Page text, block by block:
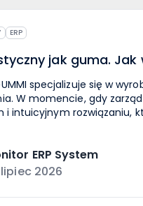
ERP
jak guma.
specjalizuje się w
W momencie, gdy
i intuicyjnym rozwiązaniu,
brakowało. Block Quote Kiedy standardowy ERP się sprawdza?
na wyborze
musiał martwić się
modyfikacji. W efekcie
ERP System
2026